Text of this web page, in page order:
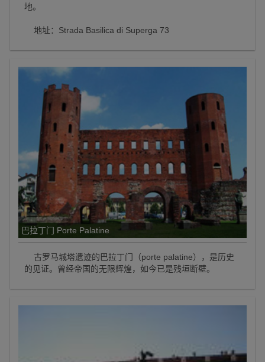
地。
地址：Strada Basilica di Superga 73
巴拉丁门 Porte Palatine
古罗马城塔遗迹的巴拉丁门（porte palatine），是历史
的见证。曾经帝国的无限辉煌，如今已是残垣断壁。